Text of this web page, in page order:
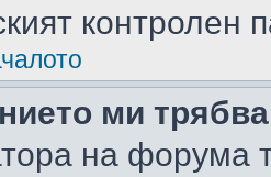
контролен
ми
на форума